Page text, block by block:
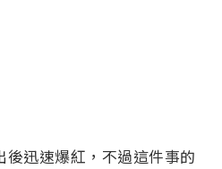
後迅速爆紅，不過這件事的